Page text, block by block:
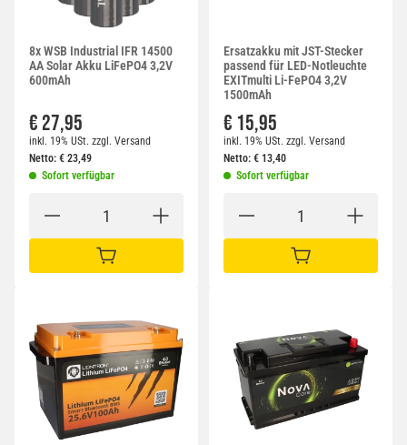
8x WSB Industrial IFR 14500
AA Solar Akku LiFePO4 3,2V
600mAh
€ 27,95
inkl. 19% USt. zzgl. Versand
Netto: € 23,49
Sofort verfügbar
IN DEN WARENKORB
Ersatzakku mit JST-Stecker
passend für LED-Notleuchte
EXITmulti Li-FePO4 3,2V
1500mAh
€ 15,95
inkl. 19% USt. zzgl. Versand
Netto: € 13,40
Sofort verfügbar
IN DEN WARENKORB